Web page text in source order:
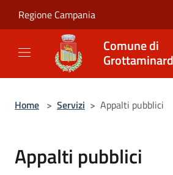
Regione Campania
Comune di
Home > Servizi > Appalti pubblici
Appalti pubblici